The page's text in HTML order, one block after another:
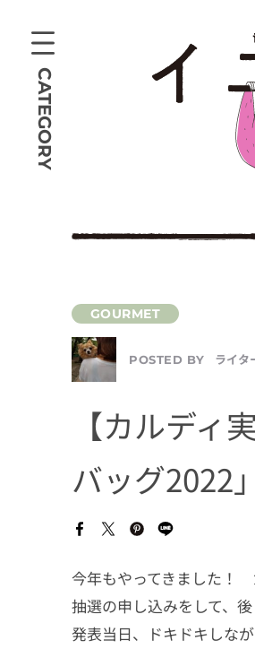
CATEGORY
POSTED BY ライ
【カルディ
バッグ2022
今年もやってきました！
抽選の申し込みをして、
発表当日、ドキドキしな